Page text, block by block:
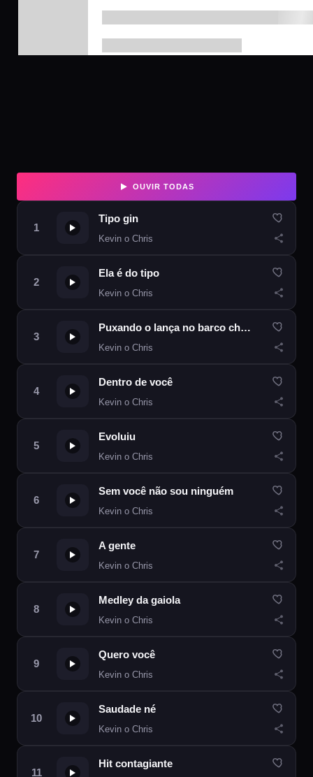
OUVIR TODAS
Tipo gin
Kevin o Chris
Ela é do tipo
Kevin o Chris
Puxando o lança no barco cheio de piranha
Kevin o Chris
Dentro de você
Kevin o Chris
Evoluiu
Kevin o Chris
Sem você não sou ninguém
Kevin o Chris
A gente
Kevin o Chris
Medley da gaiola
Kevin o Chris
Quero você
Kevin o Chris
Saudade né
Kevin o Chris
Hit contagiante